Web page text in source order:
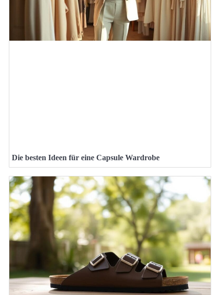
Die besten Ideen für eine Capsule Wardrobe